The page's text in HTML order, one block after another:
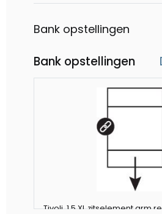
Bank opstellingen
Bank opstellingen
Tivoli, 1,5 XL zitselement arm